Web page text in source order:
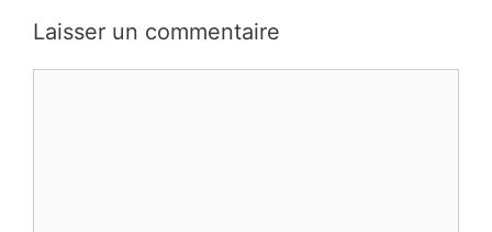
Laisser un commentaire